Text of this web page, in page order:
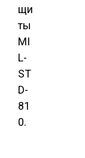
щи
ты
MI
L-
ST
D-
81
0.